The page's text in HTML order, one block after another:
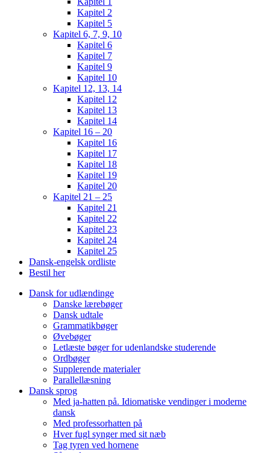
Kapitel 2
Kapitel 5
Kapitel 6, 7, 9, 10
Kapitel 6
Kapitel 7
Kapitel 9
Kapitel 10
Kapitel 12, 13, 14
Kapitel 12
Kapitel 13
Kapitel 14
Kapitel 16 – 20
Kapitel 16
Kapitel 17
Kapitel 18
Kapitel 19
Kapitel 20
Kapitel 21 – 25
Kapitel 21
Kapitel 22
Kapitel 23
Kapitel 24
Kapitel 25
Dansk-engelsk ordliste
Bestil her
Dansk for udlændinge
Danske lærebøger
Dansk udtale
Grammatikbøger
Øvebøger
Letlæste bøger for udenlandske studerende
Ordbøger
Supplerende materialer
Parallellæsning
Dansk sprog
Med ja-hatten på. Idiomatiske vendinger i moderne
dansk
Med professorhatten på
Hver fugl synger med sit næb
Tag tyren ved hornene